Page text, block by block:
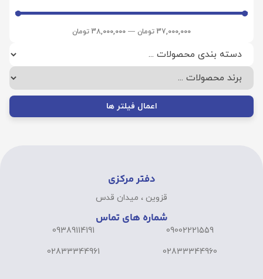
37,000,000 تومان —
38,000,000 تومان
اعمال فیلتر ها
دفتر مرکزی
قزوین ، میدان قدس
شماره های تماس
09002221559
02833344960
09389114191
02833344961